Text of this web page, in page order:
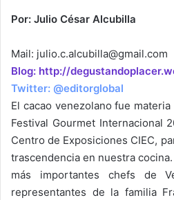
Por: Julio César Alcubilla
Mail: julio.c.alcubilla@gmail.com
Blog: http://
Twitter: @editorglobal
El cacao venezolano fue
Festival Gourmet Internacional
Centro de Exposiciones CIEC,
trascendencia en nuestra
más importantes chefs de
representantes de la familia